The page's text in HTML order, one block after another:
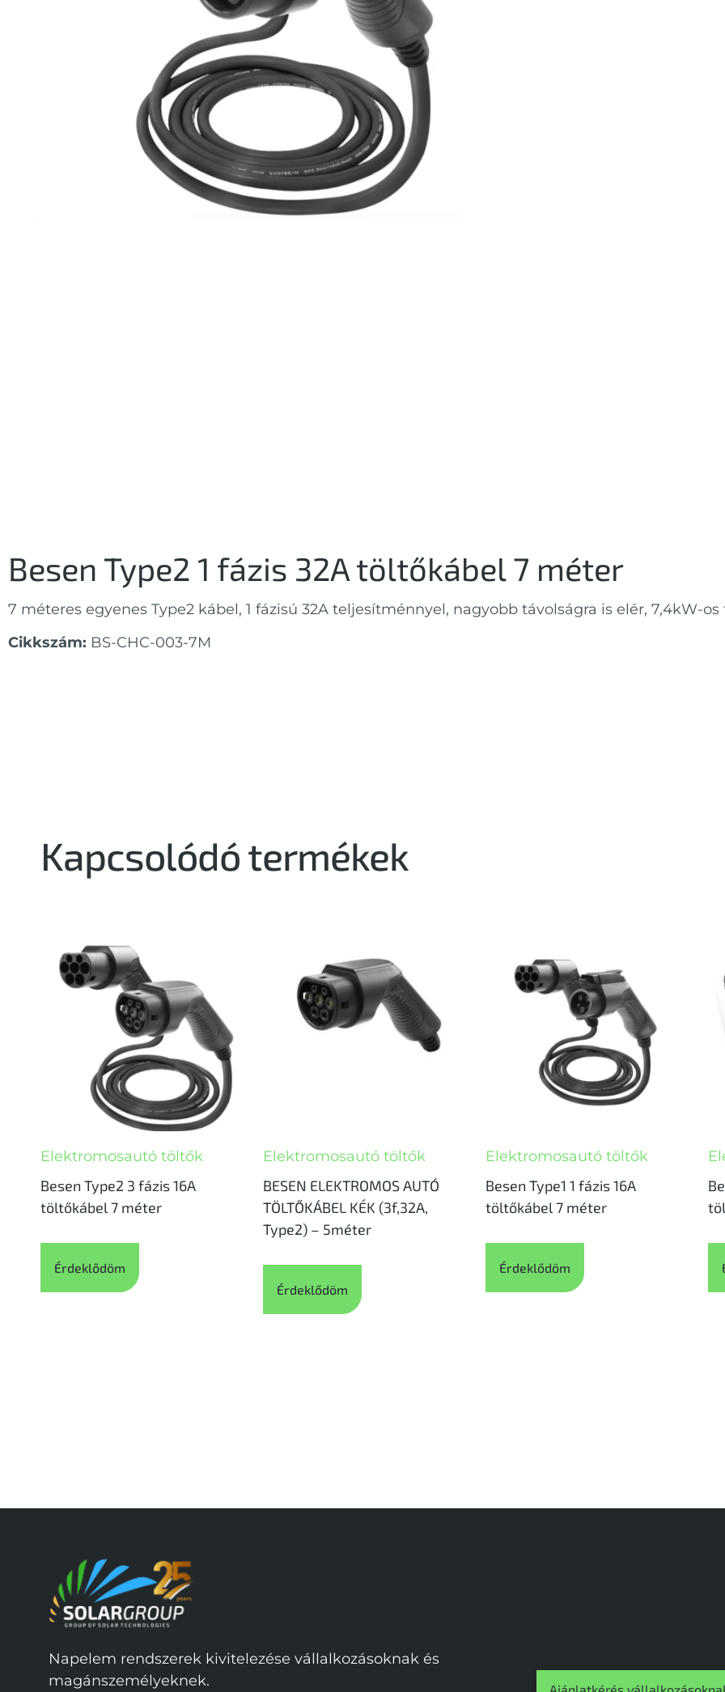
Besen Type2 1 fázis 32A töltőkábel 7 méter
7 méteres egyenes Type2 kábel, 1 fázisú 32A teljesítménnyel, nagyobb távolságra is elér, 7,4kW-
Cikkszám: BS-CHC-003-7M
Kapcsolódó termékek
Elektromosautó töltők
Besen Type2 3 fázis 16A
töltőkábel 7 méter
Érdeklődöm
Elektromosautó töltők
BESEN ELEKTROMOS AUTÓ
TÖLTŐKÁBEL KÉK (3f,32A,
Type2) – 5méter
Érdeklődöm
Elektromosautó töltők
Besen Type1 1 fázis 16A
töltőkábel 7 méter
Érdeklődöm
Napelem rendszerek kivitelezése vállalkozásoknak és
magánszemélyeknek.